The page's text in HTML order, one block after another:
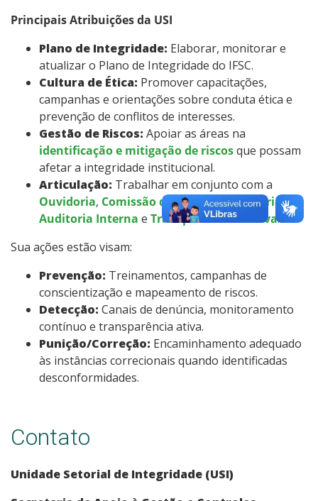
Principais Atribuições da USI
Plano de Integridade: Elaborar, monitorar e
atualizar o Plano de Integridade do IFSC.
Cultura de Ética: Promover capacitações,
campanhas e orientações sobre conduta ética e
prevenção de conflitos de interesses.
Gestão de Riscos: Apoiar as áreas na
identificação e mitigação de riscosque possam
afetar a integridade institucional.
Articulação: Trabalhar em conjunto com a
Ouvidoria, Comissão de Ética ,Corregedoria,
Auditoria Interna e Transparência Passiva.
Sua ações estão visam:
Prevenção: Treinamentos, campanhas de
conscientização e mapeamento de riscos.
Detecção: Canais de denúncia, monitoramento
contínuo e transparência ativa.
Punição/Correção: Encaminhamento adequado
às instâncias correcionais quando identificadas
desconformidades.
Contato
Unidade Setorial de Integridade (USI)